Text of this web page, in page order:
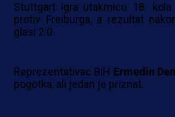
Stuttgart igra utakmicu 18.
protiv Freiburga, a rezultat
glasi 2:0.
Reprezentativac BiH Ermedin
pogotka, ali jedan je priznat.